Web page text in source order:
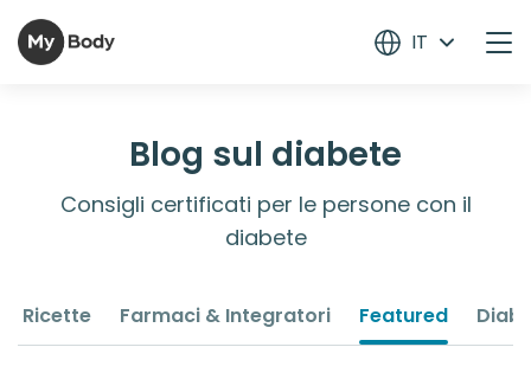
IT
Blog sul diabete
Consigli certificati per le persone con il
diabete
Ricette Farmaci & Integratori Featured